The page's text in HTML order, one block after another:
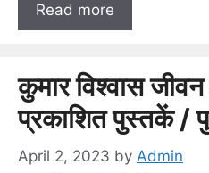
Read more
कुमार विश्वास
प्रकाशित पुस्तकें /
April 2, 2023 by Admin